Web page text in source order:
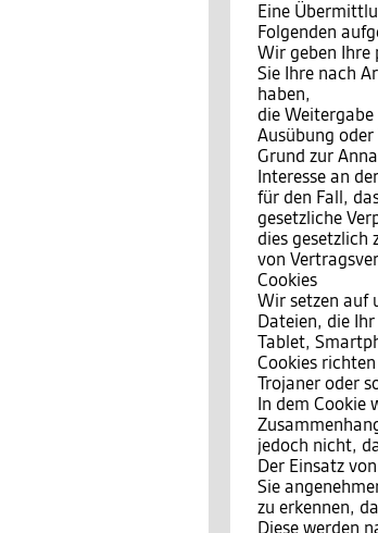
Eine
Folgenden
Wir geben Ihre
Sie Ihre nach
haben,
die
Ausübung
Grund zur
Interesse an
für den Fall,
gesetzliche
dies gesetzlich
von
Cookies
Wir setzen auf
Dateien, die
Tablet,
Cookies
Trojaner oder
In dem Cookie
jedoch nicht,
Der Einsatz
Sie
zu erkennen,
Diese werden